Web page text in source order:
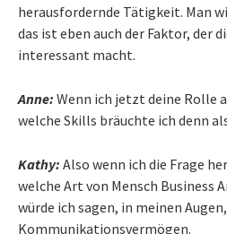
herausfordernde Tätigkeit. Man
das ist eben auch der Faktor, der
interessant macht.
Anne: Wenn ich jetzt deine Rolle
welche Skills bräuchte ich denn
Kathy: Also wenn ich die Frage
welche Art von Mensch Business
würde ich sagen, in meinen
Kommunikationsvermögen.